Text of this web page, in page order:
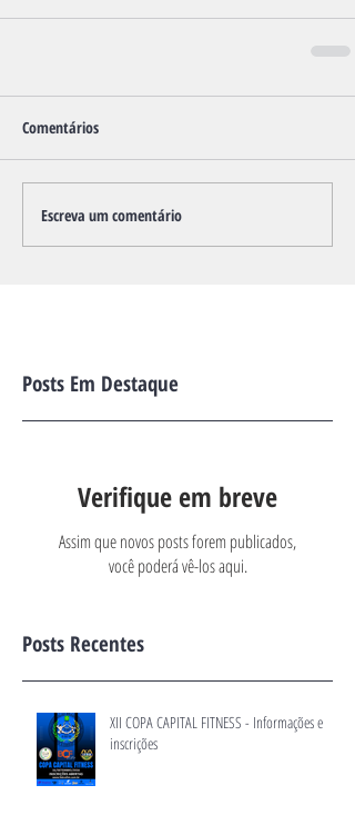
Comentários
Escreva um comentário
Posts Em Destaque
Verifique em breve
Assim que novos posts forem publicados,
você poderá vê-los aqui.
Posts Recentes
XII COPA CAPITAL FITNESS - Informações e
inscrições